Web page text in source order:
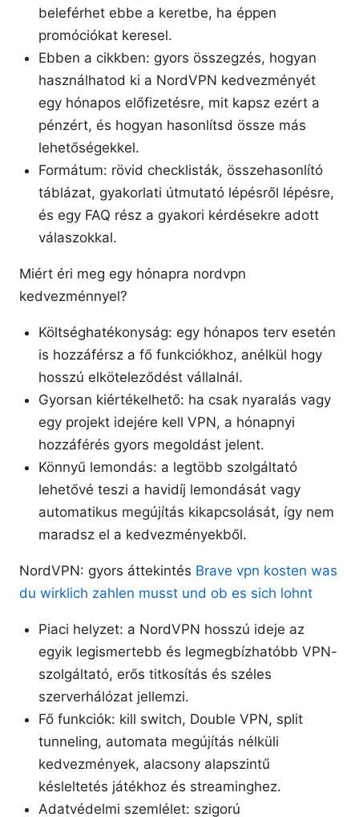
beleférhet ebbe a keretbe, ha éppen
promóciókat keresel.
Ebben a cikkben: gyors összegzés, hogyan
használhatod ki a NordVPN kedvezményét
egy hónapos előfizetésre, mit kapsz ezért a
pénzért, és hogyan hasonlítsd össze más
lehetőségekkel.
Formátum: rövid checklisták, összehasonlító
táblázat, gyakorlati útmutató lépésről lépésre,
és egy FAQ rész a gyakori kérdésekre adott
válaszokkal.
Miért éri meg egy hónapra nordvpn
kedvezménnyel?
Költséghatékonyság: egy hónapos terv esetén
is hozzáférsz a fő funkciókhoz, anélkül hogy
hosszú elköteleződést vállalnál.
Gyorsan kiértékelhető: ha csak nyaralás vagy
egy projekt idejére kell VPN, a hónapnyi
hozzáférés gyors megoldást jelent.
Könnyű lemondás: a legtöbb szolgáltató
lehetővé teszi a havidíj lemondását vagy
automatikus megújítás kikapcsolását, így nem
maradsz el a kedvezményekből.
NordVPN: gyors áttekintés Brave vpn kosten was
du wirklich zahlen musst und ob es sich lohnt
Piaci helyzet: a NordVPN hosszú ideje az
egyik legismertebb és legmegbízhatóbb VPN-
szolgáltató, erős titkosítás és széles
szerverhálózat jellemzi.
Fő funkciók: kill switch, Double VPN, split
tunneling, automata megújítás nélküli
kedvezmények, alacsony alapszintű
késleltetés játékhoz és streaminghez.
Adatvédelmi szemlélet: szigorú